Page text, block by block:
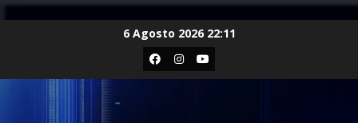
6 Agosto 2026 22:11
Facebook
Instagram
Youtube